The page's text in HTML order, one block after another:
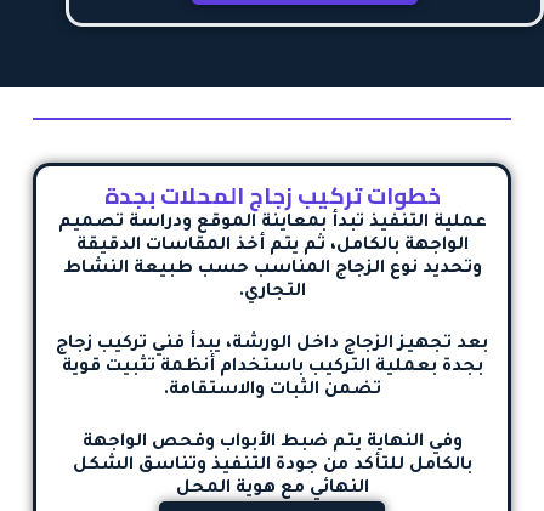
خطوات تركيب زجاج المحلات بجدة
عملية التنفيذ تبدأ بمعاينة الموقع ودراسة تصميم
الواجهة بالكامل، ثم يتم أخذ المقاسات الدقيقة
وتحديد نوع الزجاج المناسب حسب طبيعة النشاط
التجاري.
بعد تجهيز الزجاج داخل الورشة، يبدأ فني تركيب زجاج
بجدة بعملية التركيب باستخدام أنظمة تثبيت قوية
تضمن الثبات والاستقامة.
وفي النهاية يتم ضبط الأبواب وفحص الواجهة
بالكامل للتأكد من جودة التنفيذ وتناسق الشكل
النهائي مع هوية المحل